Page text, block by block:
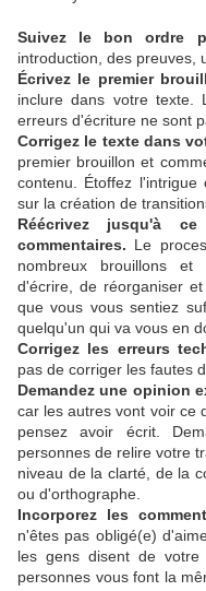
Suivez le bon ordre
introduction, des preuves,
Écrivez le premier
inclure dans votre texte.
erreurs d'écriture ne sont
Corrigez le texte dans
premier brouillon et
contenu. Étoffez
sur la création de
Réécrivez jusqu'à
commentaires. Le
nombreux brouillons et
d'écrire, de réorganiser
que vous vous sentiez
quelqu'un qui va vous en
Corrigez les erreurs
pas de corriger les fautes
Demandez une opinion
car les autres vont voir ce
pensez avoir écrit.
personnes de relire votre
niveau de la clarté, de la
ou d'orthographe.
Incorporez les
n'êtes pas obligé(e)
les gens disent de
personnes vous font la